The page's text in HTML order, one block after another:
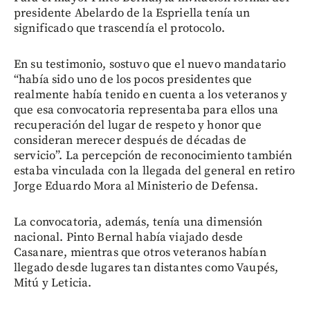
presidente Abelardo de la Espriella tenía un
significado que trascendía el protocolo.
En su testimonio, sostuvo que el nuevo mandatario
“había sido uno de los pocos presidentes que
realmente había tenido en cuenta a los veteranos y
que esa convocatoria representaba para ellos una
recuperación del lugar de respeto y honor que
consideran merecer después de décadas de
servicio”. La percepción de reconocimiento también
estaba vinculada con la llegada del general en retiro
Jorge Eduardo Mora al Ministerio de Defensa.
La convocatoria, además, tenía una dimensión
nacional. Pinto Bernal había viajado desde
Casanare, mientras que otros veteranos habían
llegado desde lugares tan distantes como Vaupés,
Mitú y Leticia.